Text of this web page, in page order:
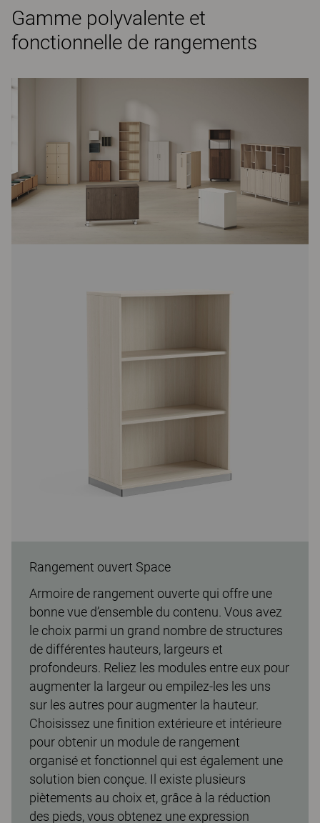
Gamme polyvalente et
fonctionnelle de rangements
Rangement ouvert Space
Armoire de rangement ouverte qui offre une
bonne vue d’ensemble du contenu. Vous avez
le choix parmi un grand nombre de structures
de différentes hauteurs, largeurs et
profondeurs. Reliez les modules entre eux pour
augmenter la largeur ou empilez-les les uns
sur les autres pour augmenter la hauteur.
Choisissez une finition extérieure et intérieure
pour obtenir un module de rangement
organisé et fonctionnel qui est également une
solution bien conçue. Il existe plusieurs
piètements au choix et, grâce à la réduction
des pieds, vous obtenez une expression